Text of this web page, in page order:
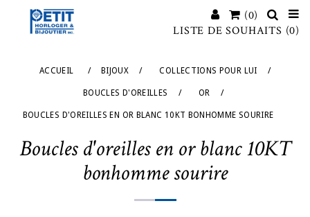
(0)
LISTE DE SOUHAITS (0)
ACCUEIL / BIJOUX / COLLECTIONS POUR LUI /
BOUCLES D'OREILLES / OR /
BOUCLES D'OREILLES EN OR BLANC 10KT BONHOMME SOURIRE
Boucles d'oreilles en or blanc 10KT
bonhomme sourire